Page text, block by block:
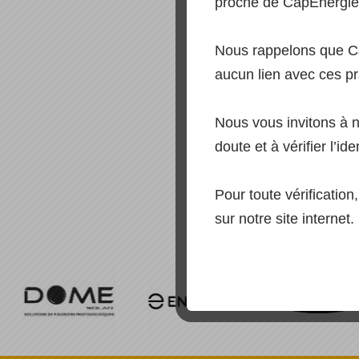
Nous rappelons que
aucun lien avec ces
Nous vous invitons à
doute et à vérifier
Pour toute
sur notre site internet.